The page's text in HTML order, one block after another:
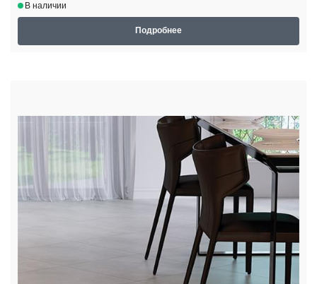
В наличии
Подробнее